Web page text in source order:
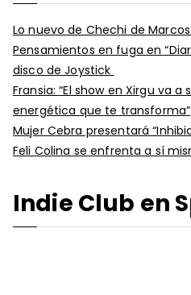
Lo nuevo de Chechi de
Pensamientos en fuga en
disco de Joystick
Fransia: “El show en Xirgu va
energética que te transforma”
Mujer Cebra presentará
Feli Colina se enfrenta a sí
Indie Club en